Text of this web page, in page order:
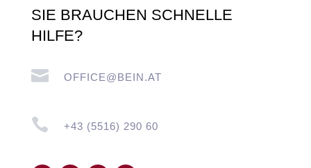
SIE BRAUCHEN SCHNELLE
HILFE?
 OFFICE@BEIN.AT
 +43 (5516) 290 60